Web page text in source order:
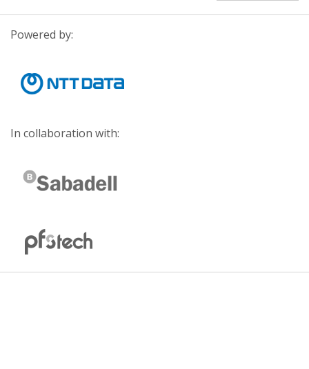
Powered by:
In collaboration with: